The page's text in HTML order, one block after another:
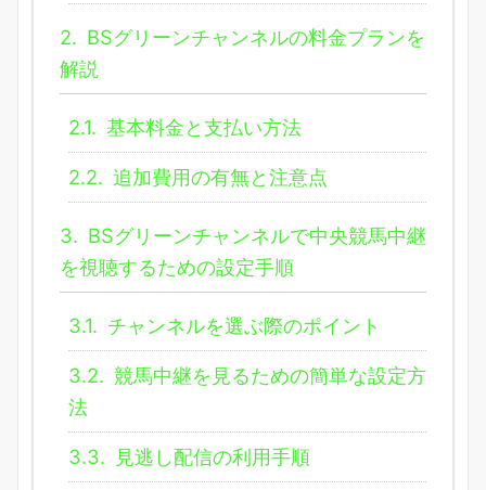
2. BSグリーンチャンネルの料金プランを
解説
2.1. 基本料金と支払い方法
2.2. 追加費用の有無と注意点
3. BSグリーンチャンネルで中央競馬中継
を視聴するための設定手順
3.1. チャンネルを選ぶ際のポイント
3.2. 競馬中継を見るための簡単な設定方
法
3.3. 見逃し配信の利用手順